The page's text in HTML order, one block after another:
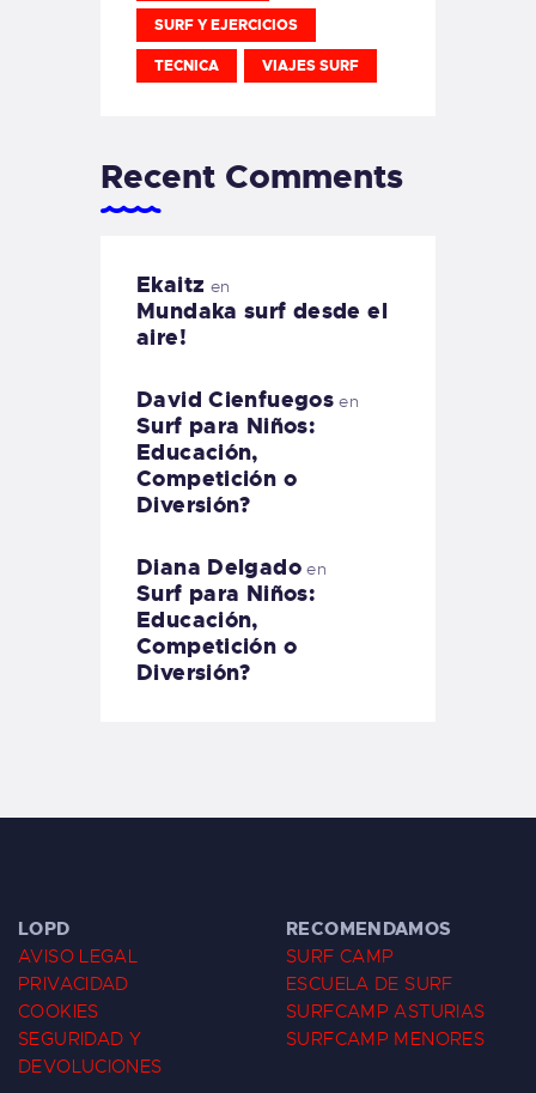
SURF Y EJERCICIOS
TECNICA VIAJES SURF
Recent Comments
Ekaitz en
Mundaka surf desde el
aire!
David Cienfuegos en
Surf para Niños:
Educación,
Competición o
Diversión?
Diana Delgadoen
Surf para Niños:
Educación,
Competición o
Diversión?
LOPD
AVISO LEGAL
PRIVACIDAD
COOKIES
SEGURIDAD Y
DEVOLUCIONES
RECOMENDAMOS
SURF CAMP
ESCUELA DE SURF
SURFCAMP ASTURIAS
SURFCAMP MENORES